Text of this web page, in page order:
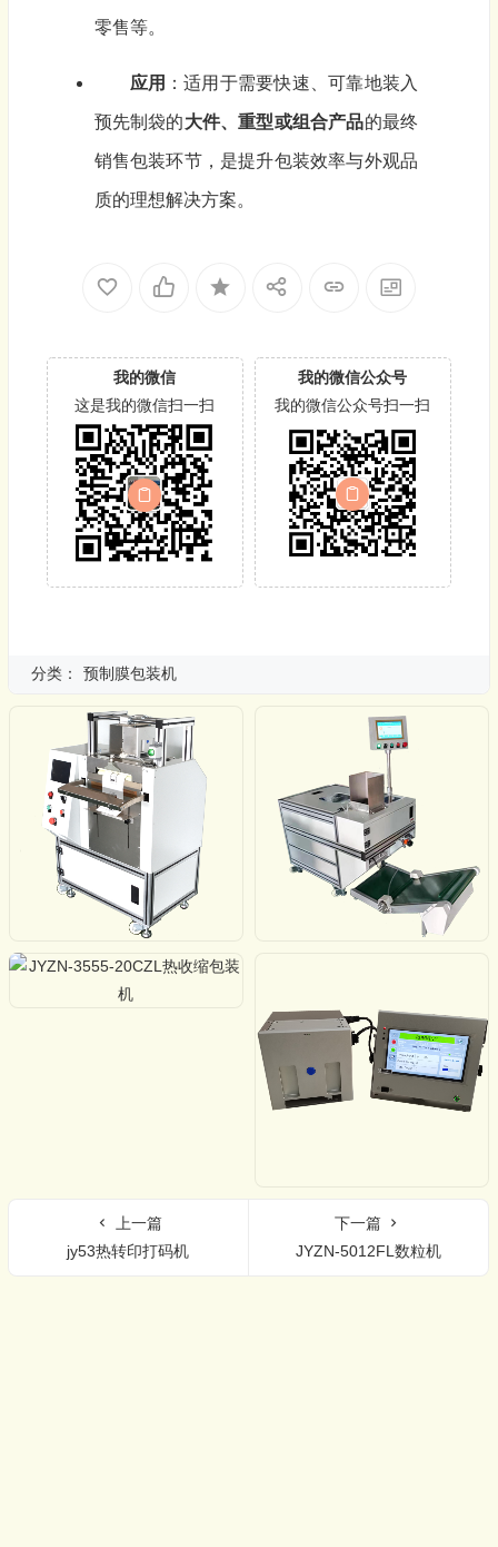
零售等。
应用 ：适用于需要快速、可靠地装入
预先制袋的大件、重型或组合产品的最终
销售包装环节，是提升包装效率与外观品
质的理想解决方案。
我的微信
这是我的微信扫一扫
我的微信公众号
我的微信公众号扫一扫
分类： 预制膜包装机
上一篇
jy53热转印打码机
下一篇
JYZN-5012FL数粒机